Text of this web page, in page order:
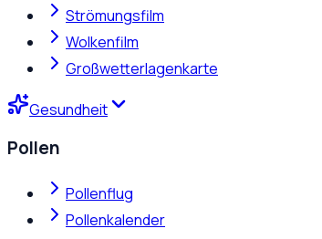
Strömungsfilm
Wolkenfilm
Großwetterlagenkarte
Gesundheit
Pollen
Pollenflug
Pollenkalender